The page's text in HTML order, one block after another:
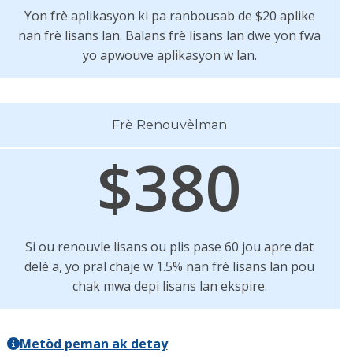
Yon frè aplikasyon ki pa ranbousab de $20 aplike
nan frè lisans lan. Balans frè lisans lan dwe yon fwa
yo apwouve aplikasyon w lan.
Frè Renouvèlman
$380
Si ou renouvle lisans ou plis pase 60 jou apre dat
delè a, yo pral chaje w 1.5% nan frè lisans lan pou
chak mwa depi lisans lan ekspire.
Metòd peman ak detay